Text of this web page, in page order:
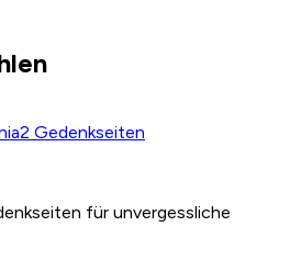
2 Gedenkseiten
für unvergessliche